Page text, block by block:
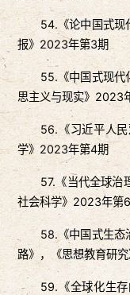
54.《论中国式现
报》2023年第3期
55.《中国式现代
思主义与现实》2023
56.《习近平人
学》2023年第4期
57.《当代全球治
社会科学》2023年第
58.《中国式生态
路》，《思想教育研
59.《全球化生存